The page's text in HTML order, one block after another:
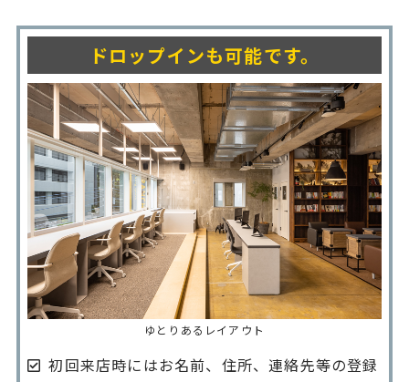
ドロップインも可能です。
ゆとりあるレイアウト
初回来店時にはお名前、住所、連絡先等の登録